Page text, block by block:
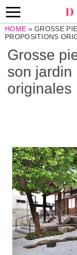
HOME »GROSSE
PROPOSITIONS
Grosse
son jardin
originales